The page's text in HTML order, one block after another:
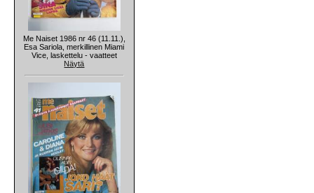
Me Naiset 1986 nr 46 (11.11.),
Esa Sariola, merkillinen Miami
Vice, laskettelu - vaatteet
Näytä